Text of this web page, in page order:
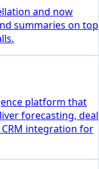
and now
summaries on top
platform that
forecasting, deal
integration for